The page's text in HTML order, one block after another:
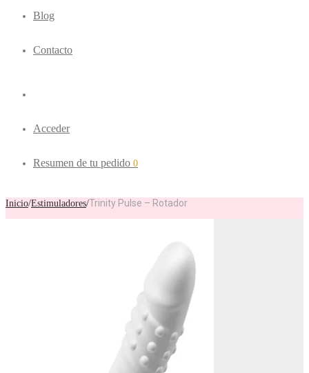
Blog
Contacto
Acceder
Resumen de tu pedido 0
Inicio/Estimuladores/Trinity Pulse – Rotador